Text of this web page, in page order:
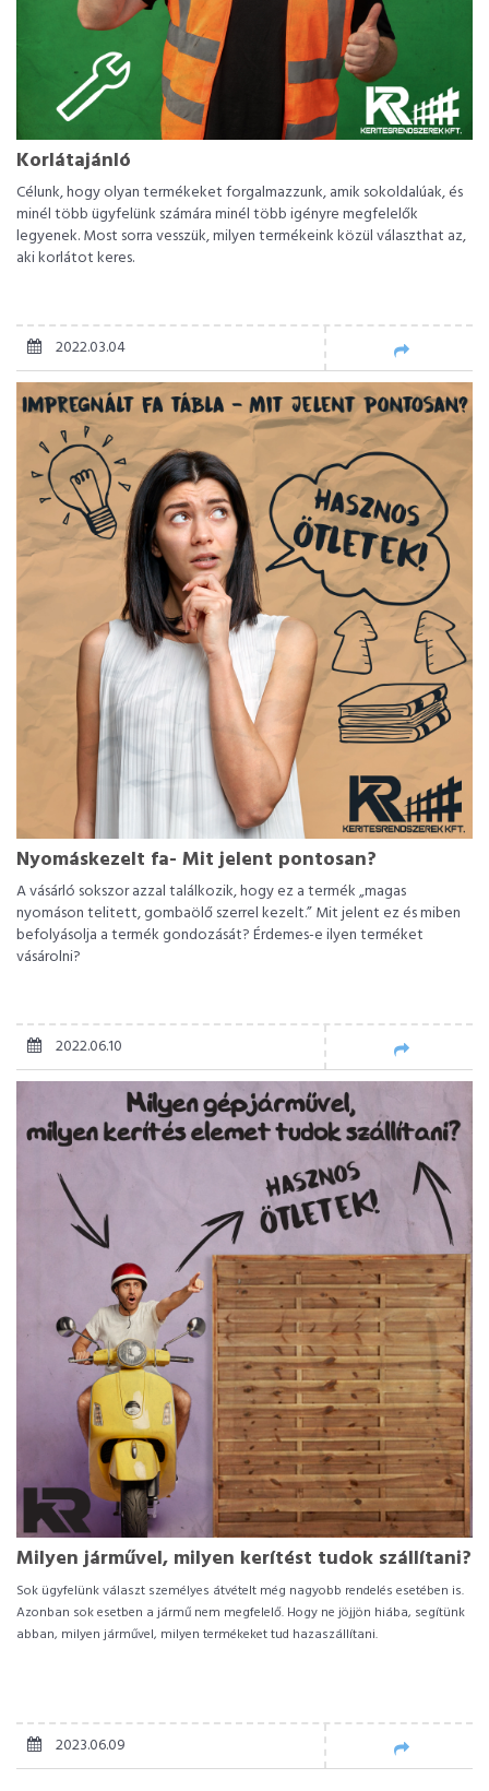
Korlátajánló
Célunk, hogy olyan termékeket forgalmazzunk, amik sokoldalúak, és
minél több ügyfelünk számára minél több igényre megfelelők
legyenek. Most sorra vesszük, milyen termékeink közül választhat az,
aki korlátot keres.
2022.03.04
Nyomáskezelt fa- Mit jelent pontosan?
A vásárló sokszor azzal találkozik, hogy ez a termék „magas
nyomáson telitett, gombaölő szerrel kezelt.” Mit jelent ez és miben
befolyásolja a termék gondozását? Érdemes-e ilyen terméket
vásárolni?
2022.06.10
Milyen járművel, milyen kerítést tudok szállítani?
Sok ügyfelünk választ személyes átvételt még nagyobb rendelés esetében is.
Azonban sok esetben a jármű nem megfelelő. Hogy ne jöjjön hiába, segítünk
abban, milyen járművel, milyen termékeket tud hazaszállítani.
2023.06.09